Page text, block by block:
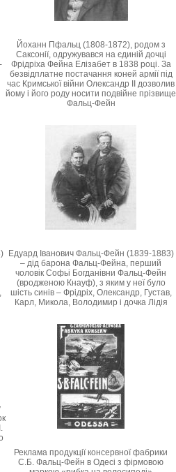
Йоханн Пфальц (1808-1872), родом з
Саксонії, одружувався на єдиній дочці
Фрідріха Фейна Елізабет в 1838 році. За
безвідплатне постачання коней армії під
час Кримської війни Олександр II дозволив
йому і його роду носити подвійне прізвище
Фальц-Фейн
Едуард Іванович Фальц-Фейн (1839-1883)
– дід барона Фальц-Фейна, перший
чоловік Софьі Богданівни Фальц-Фейн
(вродженою Кнауф), з яким у неї було
шість синів – Фрідріх, Олександр, Густав,
Карл, Микола, Володимир і дочка Лідія
Реклама продукції консервної фабрики
С.Б. Фальц-Фейн в Одесі з фірмовою